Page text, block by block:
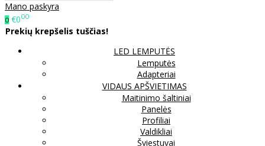
Mano paskyra
0 €000
Prekių krepšelis tuščias!
LED LEMPUTĖS
Lemputės
Adapteriai
VIDAUS APŠVIETIMAS
Maitinimo šaltiniai
Panelės
Profiliai
Valdikliai
Šviestuvai